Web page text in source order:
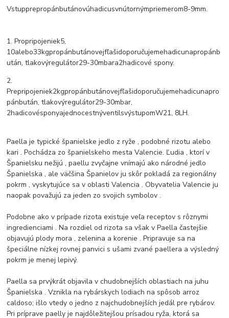
Vstupprepropánbutánovúhadicusvnútornýmpriemerom8-9mm.
1. Propripojeniek5,
10alebo33kgpropánbutánovejfľašidoporučujemehadicunapropánb
után,tlakovýregulátor29-30mbara2hadicové spony.
2.
Prepripojeniek2kgpropánbutánovejfľašidoporučujemehadicunapro
pánbután,tlakovýregulátor29-30mbar,
2hadicovésponyajednocestnýventilsvýstupomW21, 8LH.
Paella je typické španielske jedlo z ryže , podobné rizotu alebo
kari .Pochádza zo španielskeho mesta Valencie. Ľudia , ktorí v
Španielsku nežijú , paellu zvyčajne vnímajú ako národné jedlo
Španielska , ale väčšina Španielov ju skôr pokladá za regionálny
pokrm , vyskytujúce sa v oblasti Valencia .Obyvatelia Valencie ju
naopak považujú za jeden zo svojich symbolov .
Podobne ako v prípade rizota existuje veľa receptov s rôznymi
ingredienciami .Na rozdiel od rizota sa však v Paella častejšie
objavujú plody mora , zelenina a korenie .Pripravuje sa na
špeciálne nízkej rovnej panvici s ušami zvané paellera a výsledný
pokrm je menej lepivý.
Paella sa prvýkrát objavila v chudobnejších oblastiach na juhu
Španielska .Vznikla na rybárskych lodiach na spôsob arroz
caldoso; išlo vtedy o jedno z najchudobnejších jedál pre rybárov.
Pri príprave paelly je najdôležitejšou prísadou ryža, ktorá sa